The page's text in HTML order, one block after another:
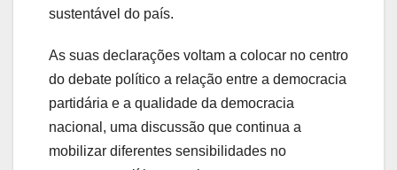
sustentável do país.
As suas declarações voltam a colocar no centro
do debate político a relação entre a democracia
partidária e a qualidade da democracia
nacional, uma discussão que continua a
mobilizar diferentes sensibilidades no